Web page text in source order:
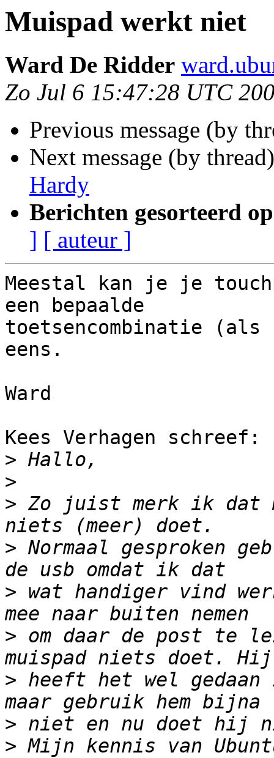
Muispad werkt niet
Ward De Ridder
Zo Jul 6 15:47:28 UTC
Previous message (by
Next message (by
Hardy
Berichten gesorteerd
] [ auteur ]
Meestal kan je je
een bepaalde
toetsencombinatie
eens.
Ward
Kees Verhagen schreef:
>
>
> Zo juist merk ik dat
> Normaal gesproken
> wat handiger vind
> om daar de post te
> heeft het wel
>
> Mijn kennis van